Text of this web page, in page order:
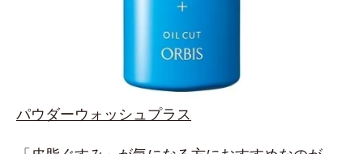
パウダーウォッシュプラス